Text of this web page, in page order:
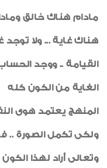
مادام هناك خالق
هناك غاية ... ولا توجد
القيامة .. ووجد
الغاية من الكون كله
المنهج يعتمد هوى
ولكى تكمل الصورة ..
وتعالى أراد لهذا